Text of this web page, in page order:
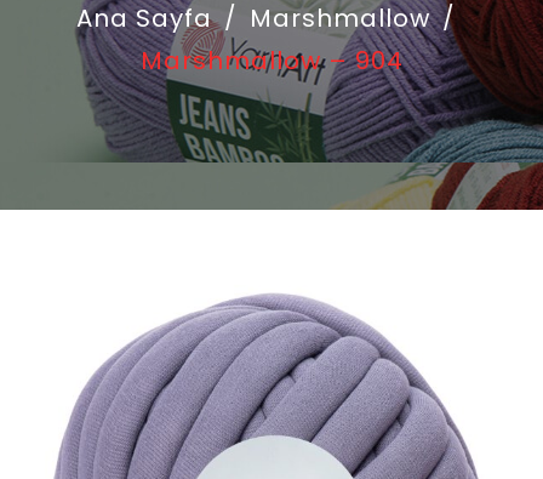
Ana Sayfa / Marshmallow /
Marshmallow – 904